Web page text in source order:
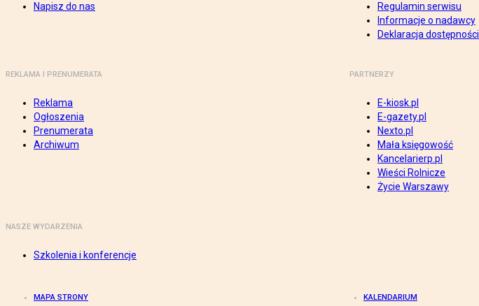
Napisz do nas
Regulamin serwisu
Informacje o nadawcy
Deklaracja dostępności
REKLAMA I PRENUMERATA
Reklama
Ogłoszenia
Prenumerata
Archiwum
PARTNERZY
E-kiosk.pl
E-gazety.pl
Nexto.pl
Mała księgowość
Kancelarierp.pl
Wieści Rolnicze
Życie Warszawy
NASZE WYDARZENIA
Szkolenia i konferencje
MAPA STRONY KALENDARIUM